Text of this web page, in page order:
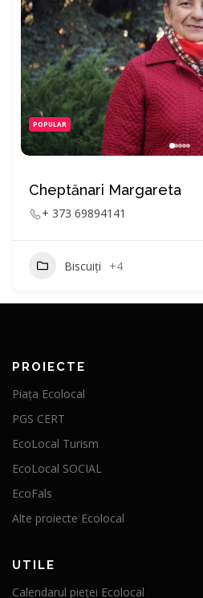
POPULAR
Cheptănari Margareta
+ 373 69894141
Biscuiți +4
PROIECTE
Piața Ecolocal
PGS CERT
EcoLocal Turism
EcoLocal SOCIAL
EcoFals
Alte proiecte Ecolocal
UTILE
Calendarul pieței Ecolocal